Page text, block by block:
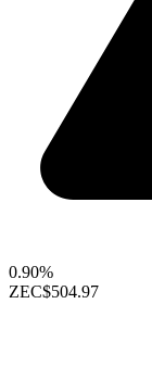
0.90%
ZEC$504.97